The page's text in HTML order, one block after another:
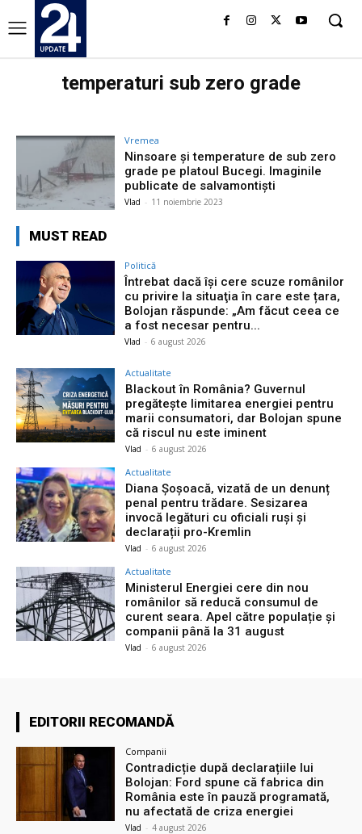
temperaturi sub zero grade
Vremea
Ninsoare și temperature de sub zero
grade pe platoul Bucegi. Imaginile
publicate de salvamontişti
Vlad - 11 noiembrie 2023
MUST READ
Politică
Întrebat dacă își cere scuze românilor
cu privire la situaţia în care este țara,
Bolojan răspunde: „Am făcut ceea ce
a fost necesar pentru...
Vlad - 6 august 2026
Actualitate
Blackout în România? Guvernul
pregătește limitarea energiei pentru
marii consumatori, dar Bolojan spune
că riscul nu este iminent
Vlad - 6 august 2026
Actualitate
Diana Șoșoacă, vizată de un denunț
penal pentru trădare. Sesizarea
invocă legături cu oficiali ruși și
declarații pro-Kremlin
Vlad - 6 august 2026
Actualitate
Ministerul Energiei cere din nou
românilor să reducă consumul de
curent seara. Apel către populație și
companii până la 31 august
Vlad - 6 august 2026
EDITORII RECOMANDĂ
Companii
Contradicție după declarațiile lui
Bolojan: Ford spune că fabrica din
România este în pauză programată,
nu afectată de criza energiei
Vlad - 4 august 2026